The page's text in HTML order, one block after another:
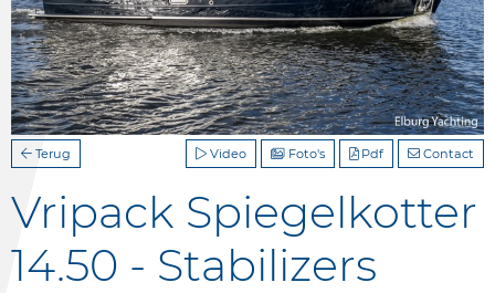
Terug Contact
Pdf
Foto's
Video
Vripack Spiegelkotter
14.50 - Stabilizers